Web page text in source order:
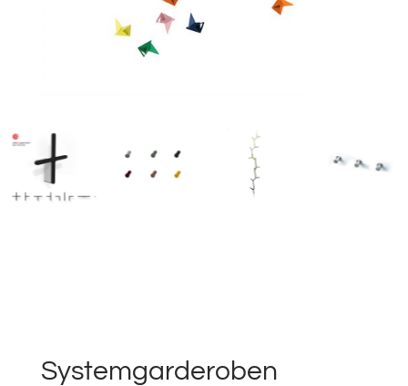
Systemgarderoben